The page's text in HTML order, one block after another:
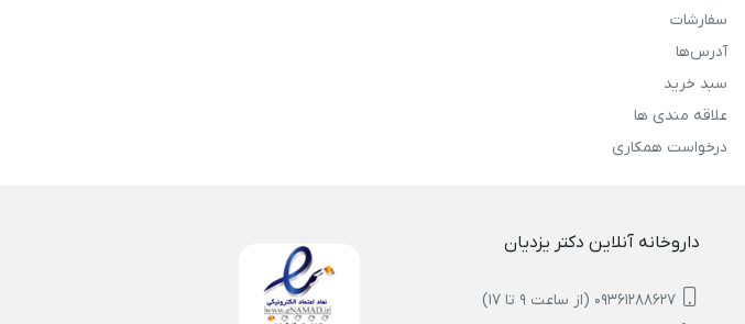
سفارشات
آدرس‌ها
سبد خرید
علاقه مندی ها
درخواست همکاری
داروخانه آنلاین دکتر یزدیان
09361288627 (از ساعت 9 تا 17)